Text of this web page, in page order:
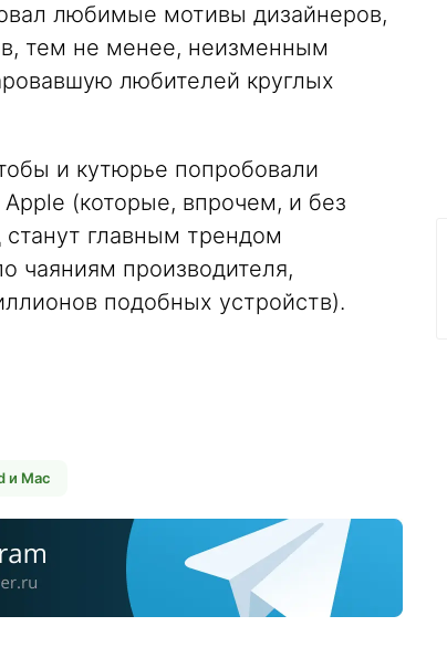
любимые мотивы дизайнеров,
тем не менее, неизменным
любителей круглых
и кутюрье попробовали
(которые, впрочем, и без
главным трендом
чаяниям производителя,
подобных устройств).
и Mac